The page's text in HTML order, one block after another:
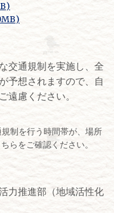
交通規制を実施し、全
予想されますので、自
遠慮ください。
制を行う時間帯が、場所
らをご確認ください。
推進部（地域活性化